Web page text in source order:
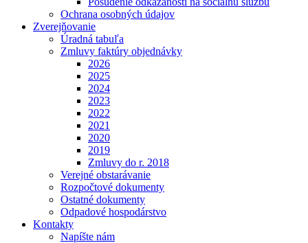
Ochrana osobných údajov
Zverejňovanie
Úradná tabuľa
Zmluvy faktúry objednávky
2026
2025
2024
2023
2022
2021
2020
2019
Zmluvy do r. 2018
Verejné obstarávanie
Rozpočtové dokumenty
Ostatné dokumenty
Odpadové hospodárstvo
Kontakty
Napíšte nám